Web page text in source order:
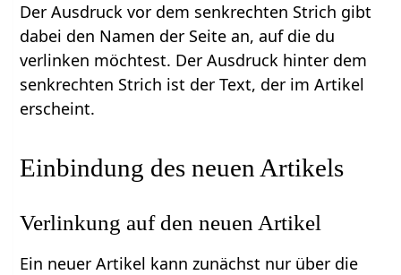
Der Ausdruck vor dem senkrechten Strich gibt
dabei den Namen der Seite an, auf die du
verlinken möchtest. Der Ausdruck hinter dem
senkrechten Strich ist der Text, der im Artikel
erscheint.
Einbindung des neuen Artikels
Verlinkung auf den neuen Artikel
Ein neuer Artikel kann zunächst nur über die